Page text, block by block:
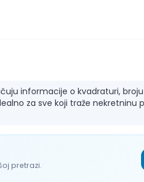
informacije o kvadraturi,
za sve koji traže nekretninu
pretrazi.